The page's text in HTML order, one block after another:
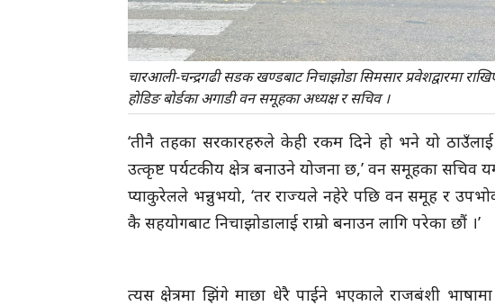
चारआली-चन्द्रगढी सडक खण्डबाट निचाझोडा सिमसार प्रवेशद्वारमा
होडिङ बोर्डका अगाडी वन समूहका अध्यक्ष र सचिव ।
‘तीनै तहका सरकारहरुले केही रकम दिने हो भने यो
उत्कृष्ट पर्यटकीय क्षेत्र बनाउने योजना छ,’ वन समूहका सचिव
प्याकुरेलले भन्नुभयो, ‘तर राज्यले नहेरे पछि वन समूह र
कै सहयोगबाट निचाझोडालाई राम्रो बनाउन लागि परेका छौं ।’
त्यस क्षेत्रमा झिंगे माछा धेरै पाईने भएकाले राजबंशी भाषामा